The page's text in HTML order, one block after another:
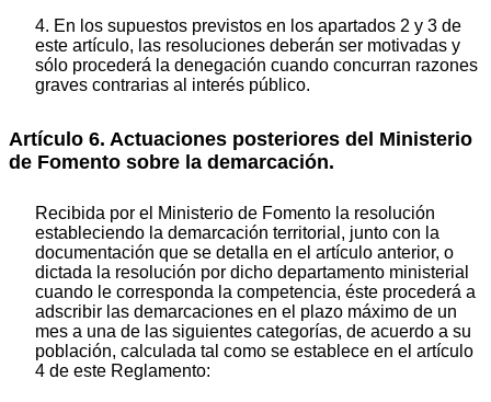
4. En los supuestos previstos en los apartados 2 y 3 de
este artículo, las resoluciones deberán ser motivadas y
sólo procederá la denegación cuando concurran razones
graves contrarias al interés público.
Artículo 6. Actuaciones posteriores del Ministerio
de Fomento sobre la demarcación.
Recibida por el Ministerio de Fomento la resolución
estableciendo la demarcación territorial, junto con la
documentación que se detalla en el artículo anterior, o
dictada la resolución por dicho departamento ministerial
cuando le corresponda la competencia, éste procederá a
adscribir las demarcaciones en el plazo máximo de un
mes a una de las siguientes categorías, de acuerdo a su
población, calculada tal como se establece en el artículo
4 de este Reglamento: